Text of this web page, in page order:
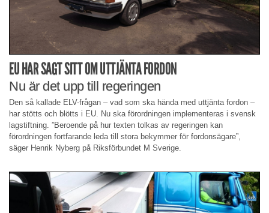
EU HAR SAGT SITT OM UTTJÄNTA FORDON
Nu är det upp till regeringen
Den så kallade ELV-frågan – vad som ska hända med uttjänta fordon –
har stötts och blötts i EU. Nu ska förordningen implementeras i svensk
lagstiftning. ”Beroende på hur texten tolkas av regeringen kan
förordningen fortfarande leda till stora bekymmer för fordonsägare”,
säger Henrik Nyberg på Riksförbundet M Sverige.